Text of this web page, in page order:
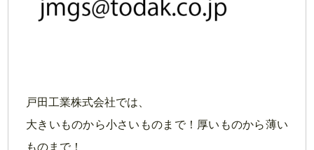
戸田工業株式会社では、
大きいものから小さいものまで！厚いものから薄い
ものまで！